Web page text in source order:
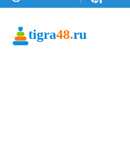
tigra48.ru